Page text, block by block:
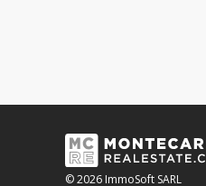
© 2026 ImmoSoft SARL